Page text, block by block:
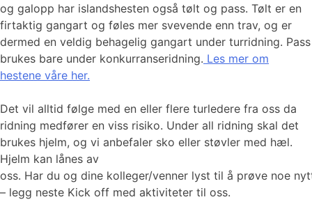
og galopp har islandshesten også tølt og pass. Tølt er en
firtaktig gangart og føles mer svevende enn trav, og er
dermed en veldig behagelig gangart under turridning. Pass
brukes bare under konkurranseridning. Les mer om
hestene våre her.
Det vil alltid følge med en eller flere turledere fra oss da
ridning medfører en viss risiko. Under all ridning skal det
brukes hjelm, og vi anbefaler sko eller støvler med hæl.
Hjelm kan lånes av
oss. Har du og dine kolleger/venner lyst til å prøve noe
– legg neste Kick off med aktiviteter til oss.